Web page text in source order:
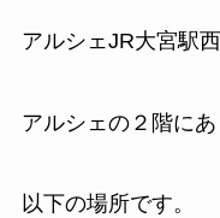
アルシェJR大宮駅
アルシェの２階にあ
以下の場所です。